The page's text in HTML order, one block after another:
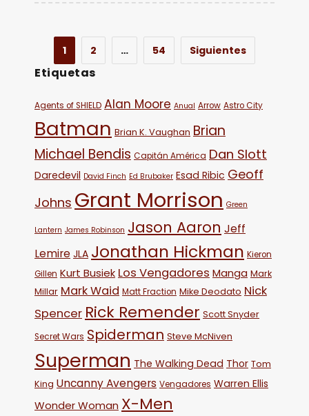
1 2 … 54 Siguientes
Etiquetas
Agents of SHIELD Alan Moore Anual Arrow Astro City
Batman Brian K. Vaughan Brian
Michael Bendis Capitán América Dan Slott
Daredevil David Finch Ed Brubaker Esad Ribic Geoff
Johns Grant Morrison Green
Lantern James Robinson Jason Aaron Jeff
Lemire JLA Jonathan Hickman Kieron
Gillen Kurt Busiek Los Vengadores Manga Mark
Millar Mark Waid Matt Fraction Mike Deodato Nick
Spencer Rick Remender Scott Snyder
Secret Wars Spiderman Steve McNiven
Superman The Walking Dead Thor Tom
King Uncanny Avengers Vengadores Warren Ellis
Wonder Woman X-Men